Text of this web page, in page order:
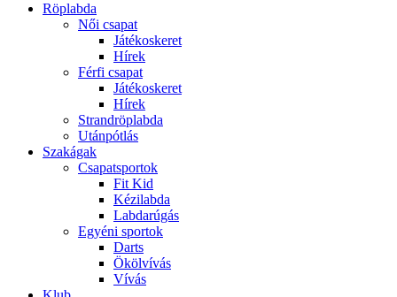
Röplabda
Női csapat
Játékoskeret
Hírek
Férfi csapat
Játékoskeret
Hírek
Strandröplabda
Utánpótlás
Szakágak
Csapatsportok
Fit Kid
Kézilabda
Labdarúgás
Egyéni sportok
Darts
Ökölvívás
Vívás